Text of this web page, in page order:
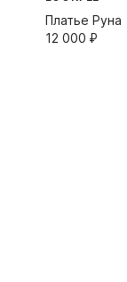
Платье Руна
12 000⁠ ⁠₽